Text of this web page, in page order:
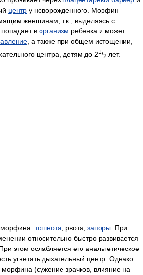
центр у новорожденного. Морфин
женщинам, т.к., выделяясь с
в организм ребенка и может
, а также при общем истощении,
центра, детям до 21 /2 лет.
тошнота, рвота, запоры. При
относительно быстро развивается
этом ослабляется его анальгетическое
угнетать дыхательный центр. Однако
(сужение зрачков, влияние на